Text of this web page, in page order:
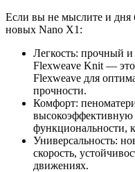
Если вы не мыслите и дня
новых Nano X1:
Легкость: прочный
Flexweave Knit —
Flexweave для
прочности.
Комфорт:
высокоэффективную
функциональности,
Универсальность:
скорость,
движениях.